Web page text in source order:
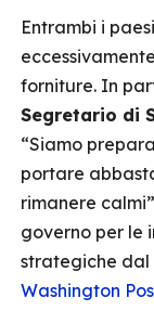
Entrambi i
forniture. In
Segretario di
“Siamo
portare
rimanere
governo per le
strategiche dal
Washington